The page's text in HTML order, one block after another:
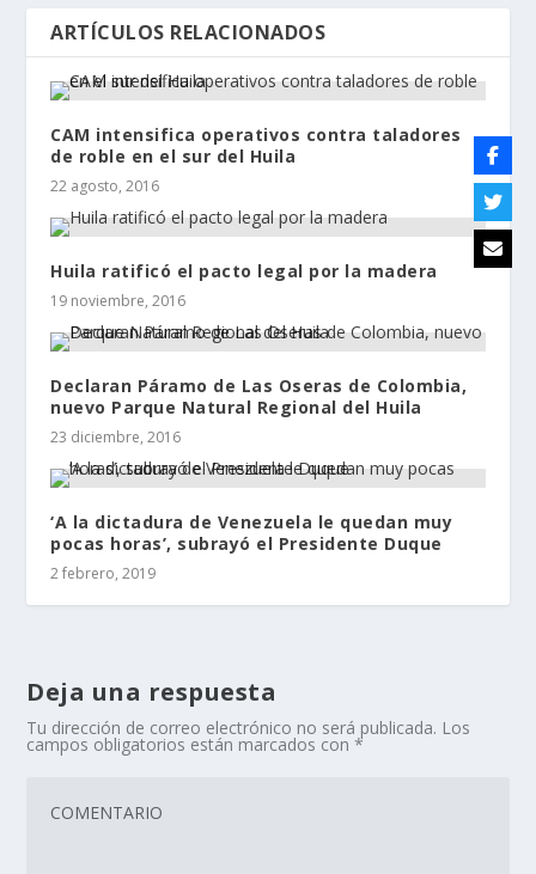
ARTÍCULOS RELACIONADOS
CAM intensifica operativos contra taladores
de roble en el sur del Huila
22 agosto, 2016
Huila ratificó el pacto legal por la madera ​​​​
19 noviembre, 2016
Declaran Páramo de Las Oseras de Colombia,
nuevo Parque Natural Regional del Huila
23 diciembre, 2016
‘A la dictadura de Venezuela le quedan muy
pocas horas’, subrayó el Presidente Duque
2 febrero, 2019
Deja una respuesta
Tu dirección de correo electrónico no será publicada. Los
campos obligatorios están marcados con*